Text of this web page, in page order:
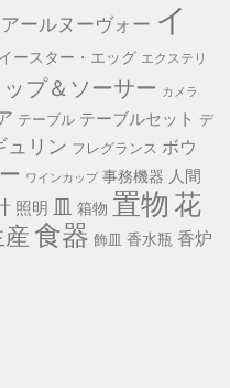
アールヌーヴォー イ
ースター・エッグ エクステリ
ップ＆ソーサー カメラ
テーブル テーブルセット
デ
ュリン フレグランス ボウ
ワインカップ 事務機器 人間
照明 皿 箱物 置物 花
産 食器 飾皿 香水瓶 香炉